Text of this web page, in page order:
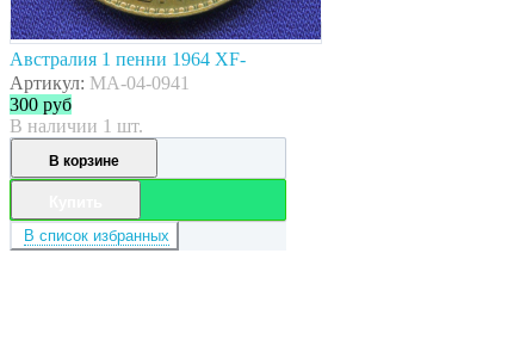
Австралия 1 пенни 1964 XF-
Артикул: MA-04-0941
300 руб
В наличии 1 шт.
В корзине
В список избранных